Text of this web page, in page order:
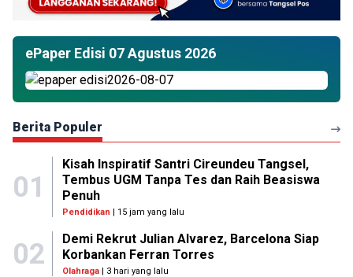
ePaper Edisi 07 Agustus 2026
Berita Populer
01
Kisah Inspiratif Santri Cireundeu Tangsel,
Tembus UGM Tanpa Tes dan Raih Beasiswa
Penuh
Pendidikan | 15 jam yang lalu
02
Demi Rekrut Julian Alvarez, Barcelona Siap
Korbankan Ferran Torres
Olahraga| 3 hari yang lalu